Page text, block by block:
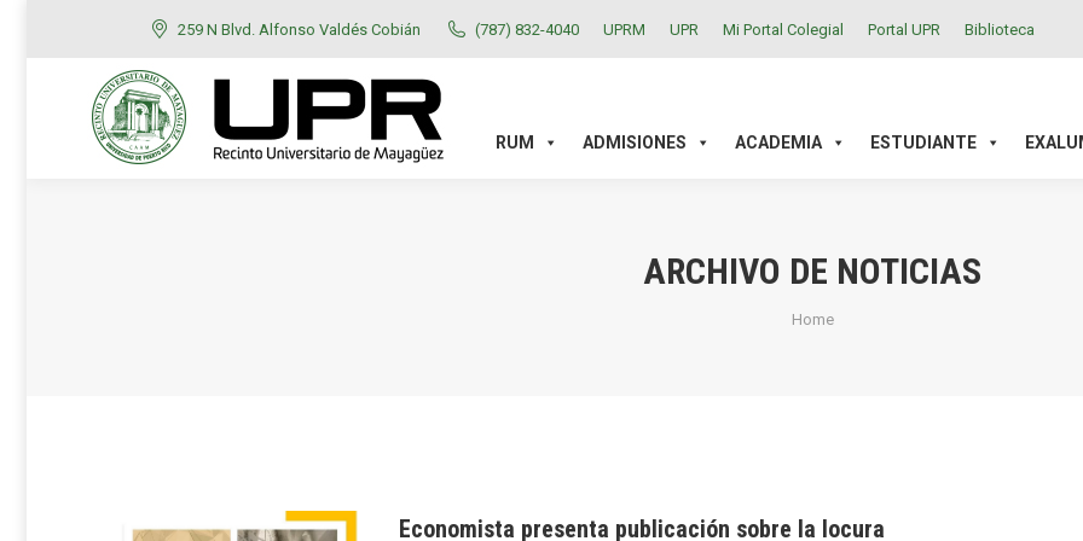
259 N Blvd. Alfonso Valdés Cobián (787) 832-4040 UPRM UPR Mi Portal Colegial Portal UPR Biblioteca
RUM ADMISIONES ACADEMIA ESTUDIANTE
ARCHIVO DE NOTICIAS
You are here:
Home
Economista presenta publicación sobre la locura
RUM ADMISIONES